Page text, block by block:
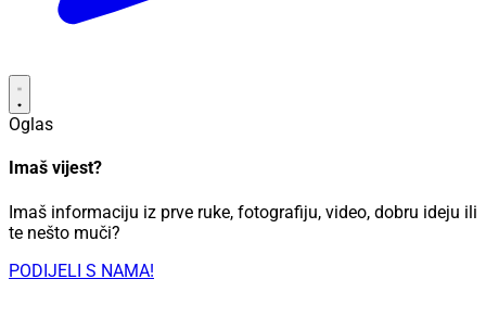
Oglas
Imaš vijest?
Imaš informaciju iz prve ruke, fotografiju, video, dobru ideju ili
te nešto muči?
PODIJELI S NAMA!